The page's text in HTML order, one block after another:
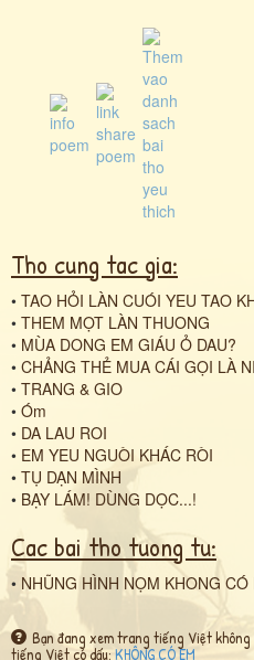
Tho cung tac gia:
• TAO HỎI LÀN CUÓI YEU TAO
• THEM MỌT LÀN THUONG
• MÙA DONG EM GIÁU Ỏ DAU?
• CHẢNG THẺ MUA CÁI GỌI LÀ
• TRANG & GIO
• Óm
• DA LAU ROI
• EM YEU NGUÒI KHÁC RÒI
• TỤ DẠN MÌNH
• BẠY LÁM! DÙNG DỌC...!
Cac bai tho tuong tu:
• NHŨNG HÌNH NỌM KHONG CÓ
Bạn đang xem trang tiếng Việt
tiếng Việt có dấu: KHÔNG CÓ EM